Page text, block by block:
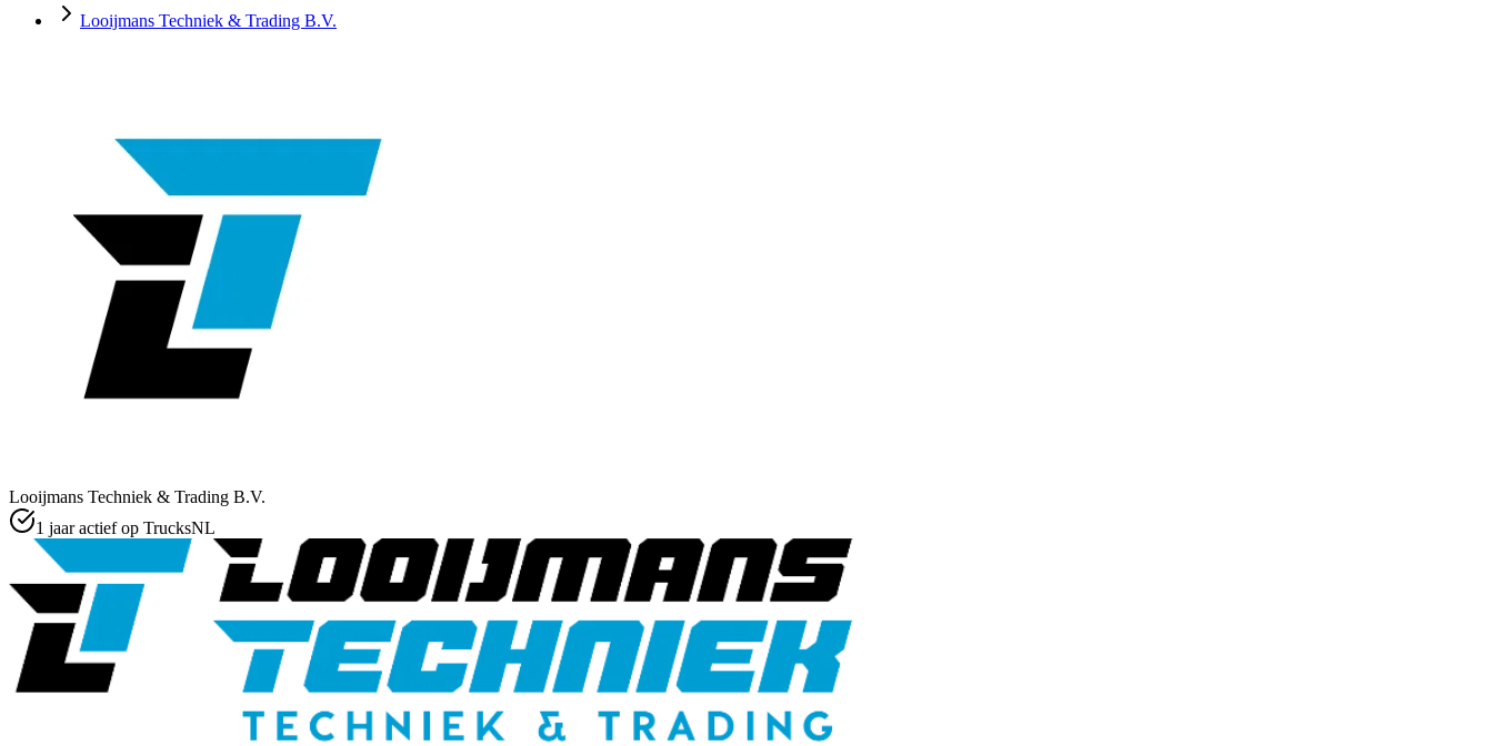
Looijmans Techniek & Trading B.V.
Looijmans Techniek & Trading B.V.
1 jaar actief op TrucksNL